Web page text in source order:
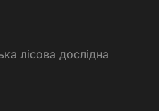
лісова дослідна